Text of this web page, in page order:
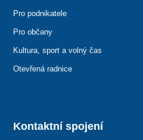
Kontaktní spojení
Pro podnikatele
Pro občany
Kultura, sport a volný čas
Otevřená radnice